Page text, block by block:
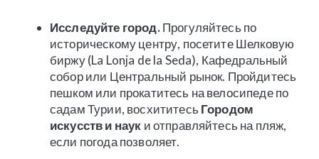
Исследуйте город.Прогуляйтесь по
историческому центру, посетите Шелковую
биржу (La Lonja de la Seda), Кафедральный
собор или Центральный рынок. Пройдитесь
пешком или прокатитесь на велосипеде по
садам Турии, восхититесь Городом
искусств и наук и отправляйтесь на пляж,
если погода позволяет.